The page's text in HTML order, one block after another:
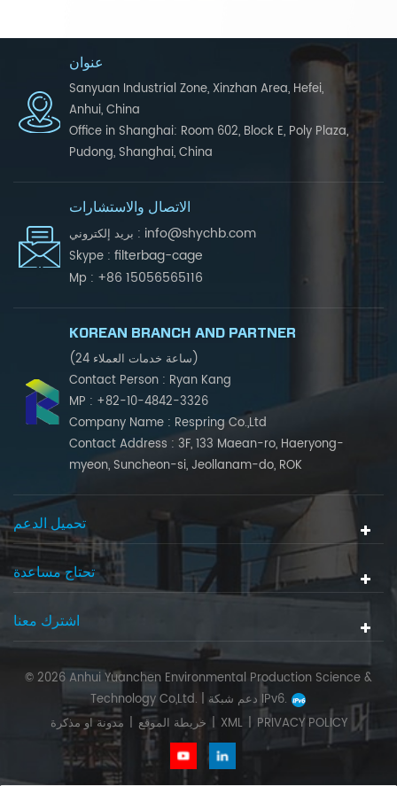
عنوان
Sanyuan Industrial Zone, Xinzhan Area, Hefei,
Anhui, China
Office in Shanghai: Room 602, Block E, Poly Plaza,
Pudong, Shanghai, China
الاتصال والاستشارات
بريد إلكتروني : info@shychb.com
Skype : filterbag-cage
Mp : +86 15056565116
KOREAN BRANCH AND PARTNER
(24 ساعة خدمات العملاء)
Contact Person : Ryan Kang
MP : +82-10-4842-3326
Company Name : Respring Co.,Ltd
Contact Address : 3F, 133 Maean-ro, Haeryong-
myeon, Suncheon-si, Jeollanam-do, ROK
تحميل الدعم
تحتاج مساعدة
اشترك معنا
© 2026 Anhui Yuanchen Environmental Production Science &
Technology Co,Ltd. |
دعم شبكة IPv6.
مدونة او مذكرة | خريطة الموقع | XML | PRIVACY POLICY